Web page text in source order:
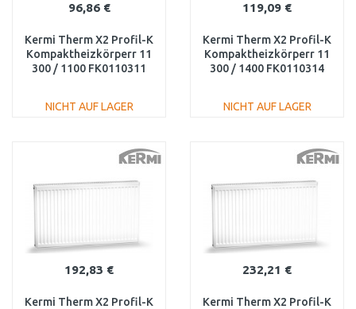
96,86 €
Kermi Therm X2 Profil-K
Kompaktheizkörperr 11
300 / 1100 FK0110311
NICHT AUF LAGER
119,09 €
Kermi Therm X2 Profil-K
Kompaktheizkörperr 11
300 / 1400 FK0110314
NICHT AUF LAGER
192,83 €
Kermi Therm X2 Profil-K
232,21 €
Kermi Therm X2 Profil-K